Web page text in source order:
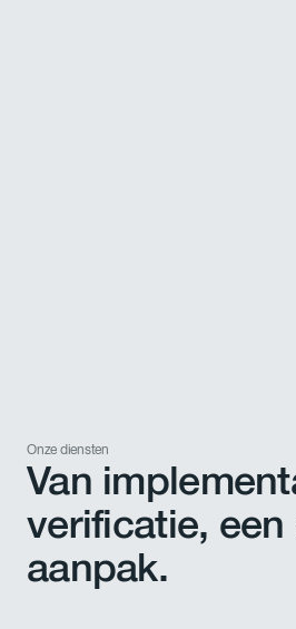
Onze diensten
Van
verificatie,
aanpak.